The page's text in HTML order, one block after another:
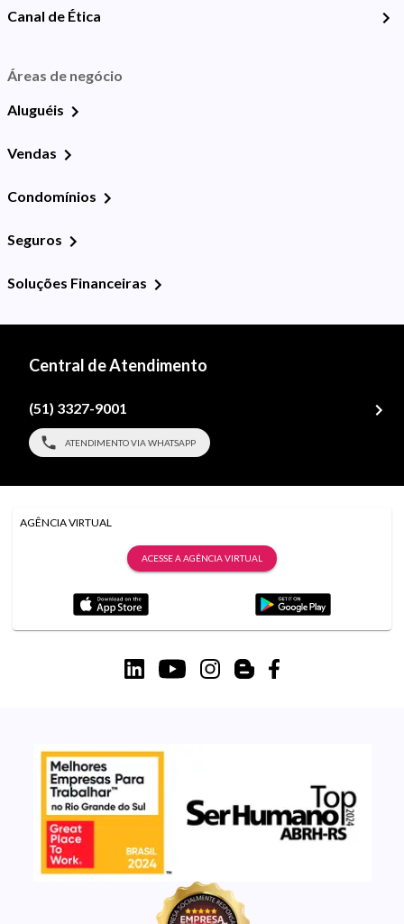
Canal de Ética
Áreas de negócio
Aluguéis
Vendas
Condomínios
Seguros
Soluções Financeiras
Central de Atendimento
(51) 3327-9001
ATENDIMENTO VIA WHATSAPP
AGÊNCIA VIRTUAL
ACESSE A AGÊNCIA VIRTUAL